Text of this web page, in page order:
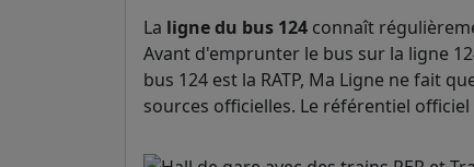
La ligne du bus 124 connaît
Avant d'emprunter le bus sur la ligne
bus 124 est la RATP, Ma Ligne ne fait
sources officielles. Le référentiel officiel